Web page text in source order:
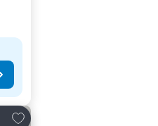
Dodati u favorite